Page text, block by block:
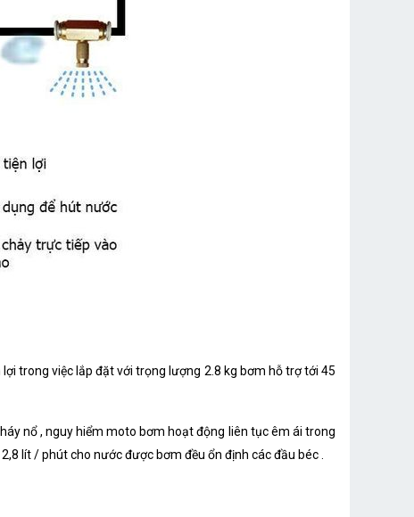
trong việc lắp đặt với trọng lượng 2.8 kg bơm hỗ trợ tới 45
nổ , nguy hiểm moto bơm hoạt động liên tục êm ái trong
lít / phút cho nước được bơm đều ổn định các đầu béc .